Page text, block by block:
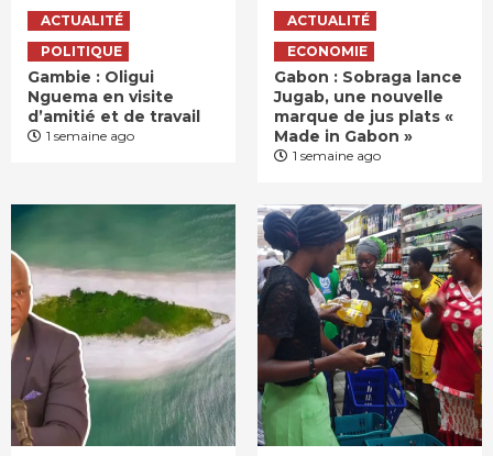
ACTUALITÉ
POLITIQUE
Gambie : Oligui
Nguema en visite
d’amitié et de travail
1 semaine ago
ACTUALITÉ
ECONOMIE
Gabon : Sobraga lance
Jugab, une nouvelle
marque de jus plats «
Made in Gabon »
1 semaine ago